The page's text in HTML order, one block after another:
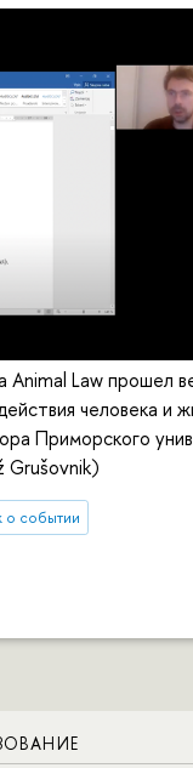
Animal Law прошел
человека и
Приморского
Grušovnik)
о событии